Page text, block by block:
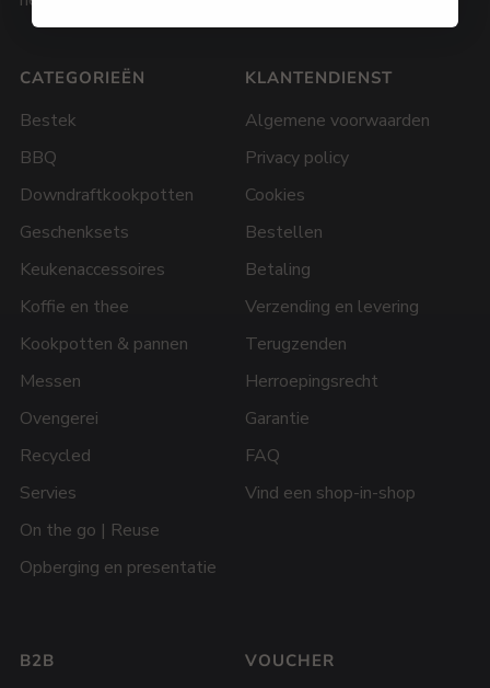
CATEGORIEËN
Bestek
BBQ
Downdraftkookpotten
Geschenksets
Keukenaccessoires
Koffie en thee
Kookpotten & pannen
Messen
Ovengerei
Recycled
Servies
On the go | Reuse
Opberging en presentatie
KLANTENDIENST
Algemene voorwaarden
Privacy policy
Cookies
Bestellen
Betaling
Verzending en levering
Terugzenden
Herroepingsrecht
Garantie
FAQ
Vind een shop-in-shop
B2B VOUCHER